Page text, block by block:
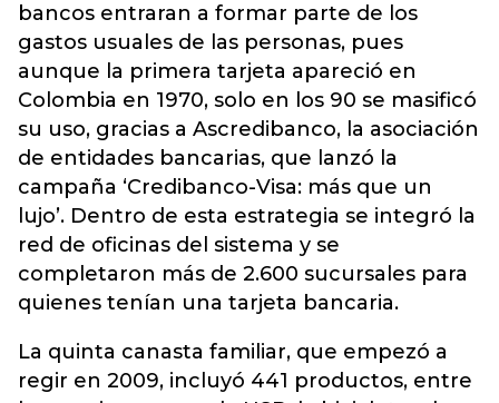
bancos entraran a formar parte de los
gastos usuales de las personas, pues
aunque la primera tarjeta apareció en
Colombia en 1970, solo en los 90 se masificó
su uso, gracias a Ascredibanco, la asociación
de entidades bancarias, que lanzó la
campaña ‘Credibanco-Visa: más que un
lujo’. Dentro de esta estrategia se integró la
red de oficinas del sistema y se
completaron más de 2.600 sucursales para
quienes tenían una tarjeta bancaria.
La quinta canasta familiar, que empezó a
regir en 2009, incluyó 441 productos, entre